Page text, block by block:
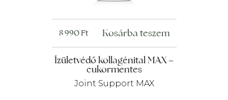
Ízületvédő kollagénital MAX –
cukormentes
Joint Support MAX
8 990Ft Kosárba teszem